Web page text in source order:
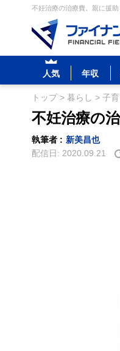
不妊治療の治療費。親に援
人気 年収
トップ> 暮らし > 子育
不妊治療の
執筆者 : 新美昌也
配信日: 2020.09.21